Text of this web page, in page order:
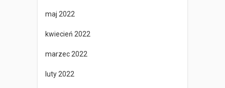
maj 2022
kwiecień 2022
marzec 2022
luty 2022